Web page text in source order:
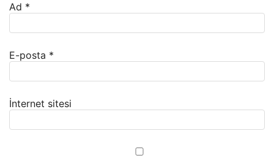
Ad *
E-posta *
İnternet sitesi